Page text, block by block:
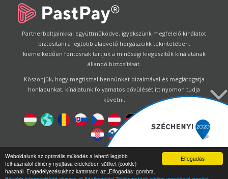
Elfogadás
Weboldalunk az optimális működés a lehető legjobb
felhasználói élmény nyújtása érdekében sütiket (cookie)
használ. Engedélyezésükhöz kattintson az „Elfogadás” gombra.
Partnerboltjainkkal együttműködve, igyekszünk megfelelő kínálatot
biztosítani a legtöbb alapvető horgászcikk tekintetében,
kiemelkedően fontosnak tartjuk a minőségi kiegészítők kínálatának
állandó biztosítását.
Köszönjük, hogy megtisztel bennünket bizalmával és meglátogatja
honlapunkat, kínálatunk folyamatos bővülését itt nyomon tudja
követni.
Oldalmotor:CWBbyGloobus Software Developement|